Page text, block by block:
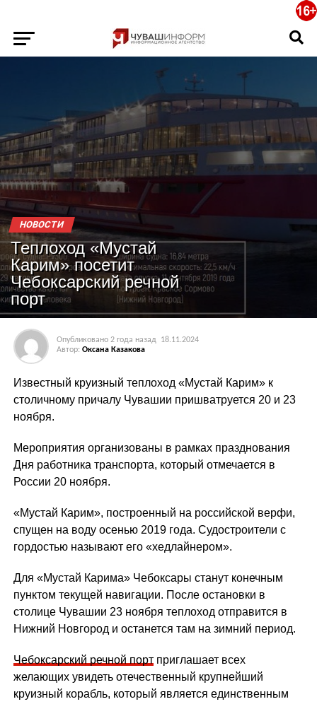
НОВОСТИ
Теплоход «Мустай
Карим» посетит
Чебоксарский речной
порт
Опубликовано 2 года назад
18.11.2024
Автор: Оксана Казакова
Известный круизный теплоход «Мустай Карим» к
столичному причалу Чувашии пришватруется 20 и 23
ноября.
Мероприятия организованы в рамках празднования
Дня работника транспорта, который отмечается в
России 20 ноября.
«Мустай Карим», построенный на российской верфи,
спущен на воду осенью 2019 года. Судостроители с
гордостью называют его «хедлайнером».
Для «Мустай Карима» Чебоксары станут конечным
пунктом текущей навигации. После остановки в
столице Чувашии 23 ноября теплоход отправится в
Нижний Новгород и останется там на зимний период.
Чебоксарский речной портприглашает всех
желающих увидеть отечественный крупнейший
круизный корабль, который является единственным